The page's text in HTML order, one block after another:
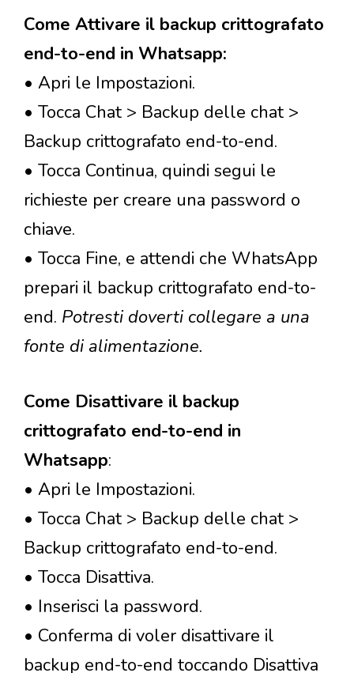
Come Attivare il backup crittografato
end-to-end in Whatsapp:
• Apri le Impostazioni.
• Tocca Chat > Backup delle chat >
Backup crittografato end-to-end.
• Tocca Continua, quindi segui le
richieste per creare una password o
chiave.
• Tocca Fine, e attendi che WhatsApp
prepari il backup crittografato end-to-
end. Potresti doverti collegare a una
fonte di alimentazione.
Come Disattivare il backup
crittografato end-to-end in
Whatsapp:
• Apri le Impostazioni.
• Tocca Chat > Backup delle chat >
Backup crittografato end-to-end.
• Tocca Disattiva.
• Inserisci la password.
• Conferma di voler disattivare il
backup end-to-end toccando Disattiva